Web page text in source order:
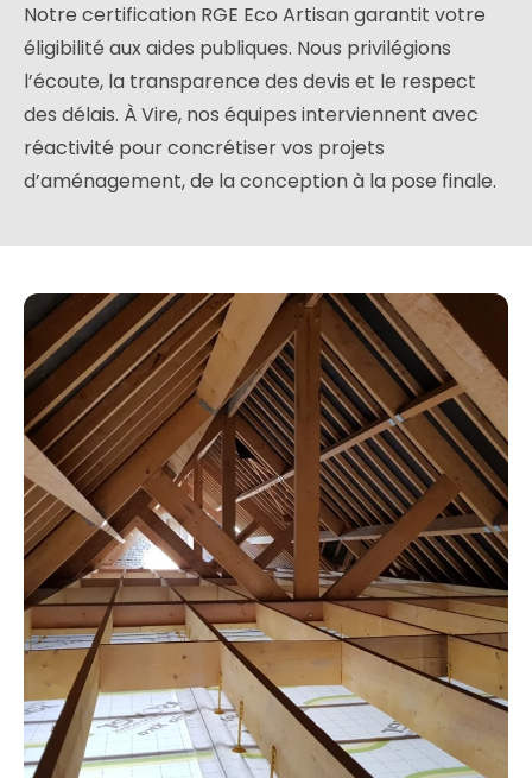
Notre certification RGE Eco Artisan garantit votre
éligibilité aux aides publiques. Nous privilégions
l’écoute, la transparence des devis et le respect
des délais. À Vire, nos équipes interviennent avec
réactivité pour concrétiser vos projets
d’aménagement, de la conception à la pose finale.